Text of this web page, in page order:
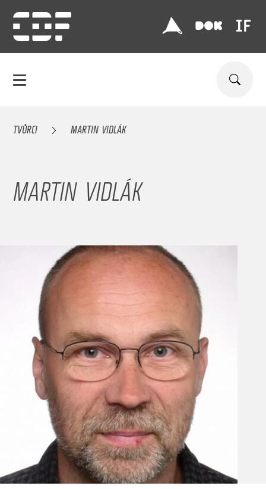
TVŮRCI MARTIN VIDLÁK
MARTIN VIDLÁK